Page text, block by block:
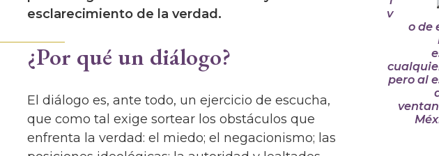
v
o de
pero al
esclarecimiento de la verdad.
¿Por qué un diálogo?
El diálogo es, ante todo, un ejercicio de escucha,
que como tal exige sortear los obstáculos que
enfrenta la verdad: el miedo; el negacionismo; las